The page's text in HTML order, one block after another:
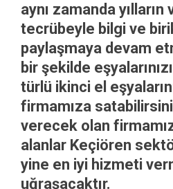
aynı zamanda yılların
tecrübeyle bilgi ve
paylaşmaya devam
bir şekilde
türlü ikinci el
firmamıza
verecek olan
alanlar Keçiören
yine en iyi hizmeti
uğraşacaktır.